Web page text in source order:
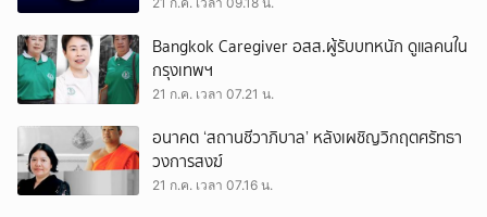
Bangkok Caregiver อสส.ผู้รับบทหนัก ดูแลคนใน
กรุงเทพฯ
21 ก.ค. เวลา 07.21 น.
อนาคต ‘สถานชีวาภิบาล’ หลังเผชิญวิกฤตศรัทธา
วงการสงฆ์
21 ก.ค. เวลา 07.16 น.